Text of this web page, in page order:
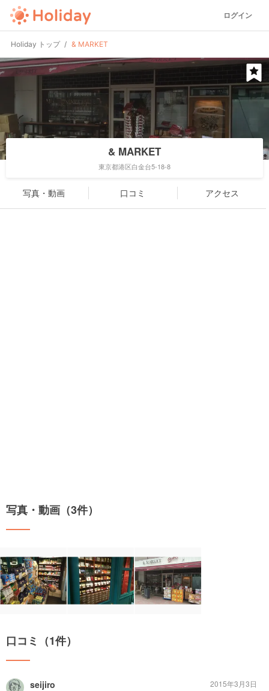
ログイン
Holiday トップ & MARKET
& MARKET
東京都港区白金台5-18-8
写真・動画 口コミ アクセス
写真・動画（3件）
口コミ（1件）
seijiro
2015年3月3日